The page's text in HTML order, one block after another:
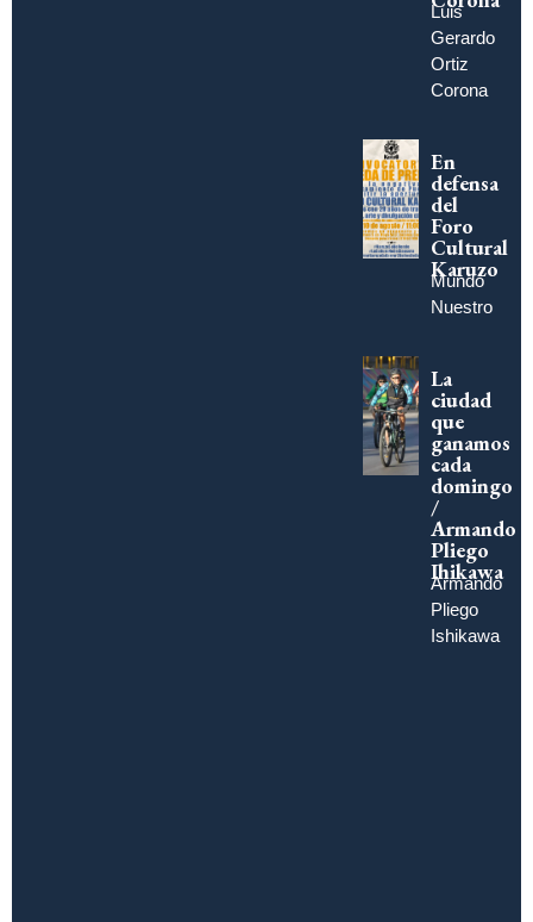
Luis
Gerardo
Ortiz
Corona
En
defensa
del
Foro
Cultural
Karuzo
Mundo
Nuestro
La
ciudad
que
ganamos
cada
domingo
/
Armando
Pliego
Ihikawa
Armando
Pliego
Ishikawa